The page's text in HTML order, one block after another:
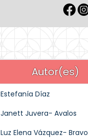
Autor(es)
Estefanía Díaz
Janett Juvera- Avalos
Luz Elena Vázquez- Bravo